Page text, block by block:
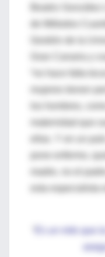
mujeres tienen
los hombres,
maternidad que
Es un mito que